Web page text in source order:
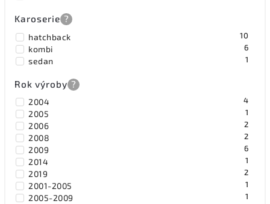
Karoserie ?
hatchback 10
kombi 6
sedan 1
Rok výroby ?
2004 4
2005 1
2006 2
2008 2
2009 6
2014 1
2019 2
2001-2005 1
2005-2009 1